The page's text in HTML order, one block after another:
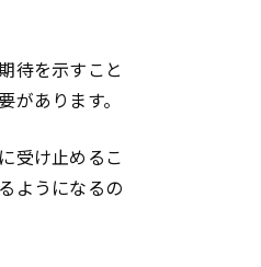
待を示すこと
あります。
受け止めるこ
ようになるの